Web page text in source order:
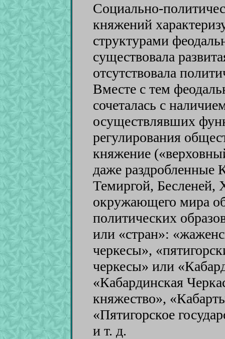
Социально-
княжений
структурами
существовала
отсутствовала
Вместе с тем
сочеталась с
осуществлявших
регулирования
княжение
даже раздробленные
Темиргой, Бесленей,
окружающего мира
политических
или «стран»:
черкесы»,
черкесы» или
«Кабардинская
княжество»,
«Пятигорское
и т. д.